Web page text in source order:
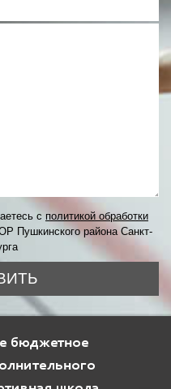
с политикой обработки
Пушкинского района Санкт-
бюджетное